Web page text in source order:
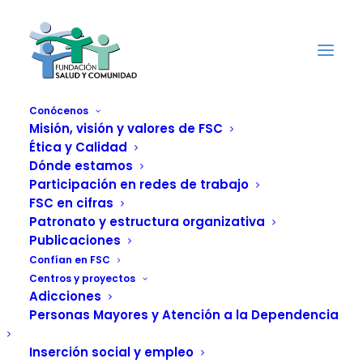
Conócenos
Misión, visión y valores de FSC
Ética y Calidad
Dónde estamos
Participación en redes de trabajo
FSC en cifras
Patronato y estructura organizativa
Publicaciones
Confían en FSC
Centros y proyectos
Adicciones
Personas Mayores y Atención a la Dependencia
Inserción social y empleo
Centro de
Intervención de Baja
Exigencia
CIBE Castellón